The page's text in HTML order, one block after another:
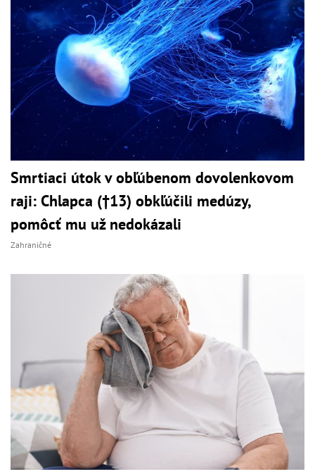
Smrtiaci útok v obľúbenom dovolenkovom
raji: Chlapca (†13) obkľúčili medúzy,
pomôcť mu už nedokázali
Zahraničné